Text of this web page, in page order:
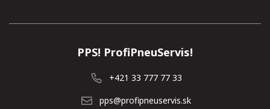
PPS! ProfiPneuServis!
+421 33 777 77 33
pps@profipneuservis.sk